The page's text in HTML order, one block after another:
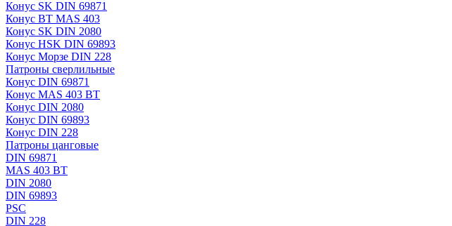
Конус SK DIN 69871
Конус BT MAS 403
Конус SK DIN 2080
Конус HSK DIN 69893
Конус Морзе DIN 228
Патроны сверлильные
Конус DIN 69871
Конус MAS 403 BT
Конус DIN 2080
Конус DIN 69893
Конус DIN 228
Патроны цанговые
DIN 69871
MAS 403 BT
DIN 2080
DIN 69893
PSC
DIN 228